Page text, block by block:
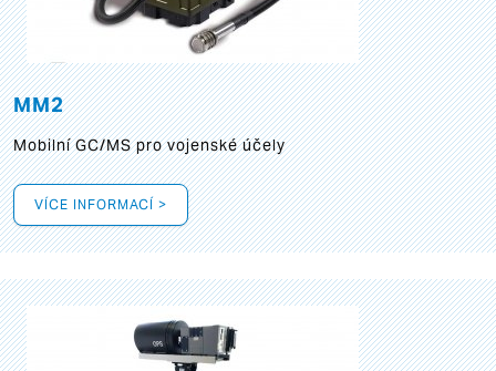
MM2
Mobilní GC/MS pro vojenské účely
VÍCE INFORMACÍ >